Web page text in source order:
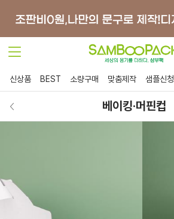
신상품 BEST 소량구매 맞춤제작 샘플신청
베이킹·머핀컵